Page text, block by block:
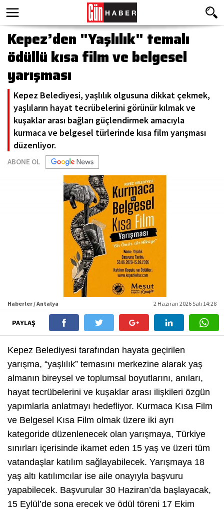
Kepez’den "Yaşlılık" temalı
ödüllü kısa film ve belgesel
yarışması
Kepez Belediyesi, yaşlılık olgusuna dikkat çekmek,
yaşlıların hayat tecrübelerini görünür kılmak ve
kuşaklar arası bağları güçlendirmek amacıyla
kurmaca ve belgesel türlerinde kısa film yarışması
düzenliyor.
ABONE OL
Haberler / Antalya 2 Haziran 2026 Salı 14:28
PAYLAŞ
Kepez Belediyesi tarafından hayata geçirilen
yarışma, “yaşlılık” temasını merkezine alarak yaş
almanın bireysel ve toplumsal boyutlarını, anıları,
hayat tecrübelerini ve kuşaklar arası ilişkileri özgün
yapımlarla anlatmayı hedefliyor. Kurmaca Kısa Film
ve Belgesel Kısa Film olmak üzere iki ayrı
kategoride düzenlenecek olan yarışmaya, Türkiye
sınırları içerisinde ikamet eden 15 yaş ve üzeri tüm
vatandaşlar katılım sağlayabilecek. Yarışmaya 18
yaş altı katılımcılar ise aile onayıyla başvuru
yapabilecek. Başvurular 30 Haziran’da başlayacak,
15 Eylül’de sona erecek ve ödül töreni 17 Ekim